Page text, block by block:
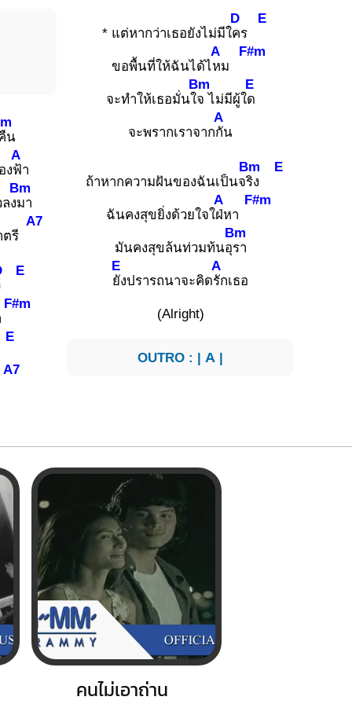
น
ง
A
ฟ้า
ง
Bm
มา
ตรี
A7
E
F#m
E
A7
* แต่หากว่าเธอยังไม่มีใ
D
คร
E
ขอพื้นที่ให้ฉันได้ไ
A
หม
F#m
จะทำให้เธอมั่นใ
Bm
จ ไม่มีผู้ใ
E
ด
จะพรากเราจาก
A
กัน
ถ้าหากความฝันของฉันเป็นจ
Bm
ริง
E
ฉันคงสุขยิ่งด้วยใจใ
A
ฝ่หา
F#m
มันคงสุขล้นท่วมท้นอุ
Bm
รา
E
ยังปรารถนาจะคิด
A
รักเธอ
(Alright)
OUTRO : | A |
คนไม่เอาถ่าน